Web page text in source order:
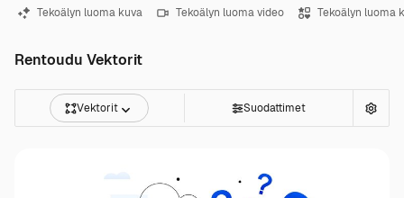
Tekoälyn luoma kuva Tekoälyn luoma video Tekoälyn luoma
Rentoudu Vektorit
Vektorit Suodattimet